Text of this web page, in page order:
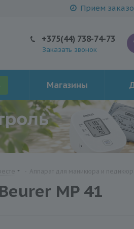
Прием
+375(44) 738-74-73
Заказать звонок
Магазины
MP 41